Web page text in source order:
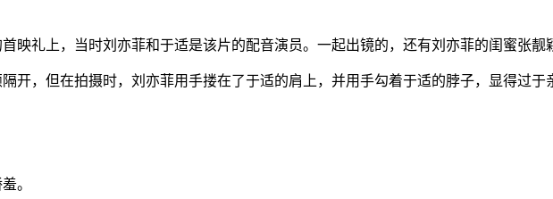
映礼上，当时刘亦菲和于适是该片的配音演员。一起出镜的，还有刘亦菲的闺蜜张靓
开，但在拍摄时，刘亦菲用手搂在了于适的肩上，并用手勾着于适的脖子，显得过于
。